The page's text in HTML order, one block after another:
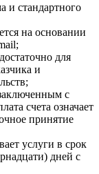
и стандартного
на основании
для
и
с
счета означает
принятие
услуги в срок
дней с